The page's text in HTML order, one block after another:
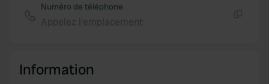
Numéro de téléphone
Information